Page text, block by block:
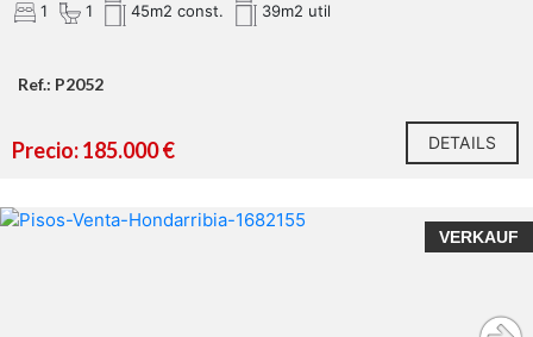
1 1 45m2 const. 39m2 util
Ref.: P2052
Precio: 185.000 € DETAILS
VERKAUF